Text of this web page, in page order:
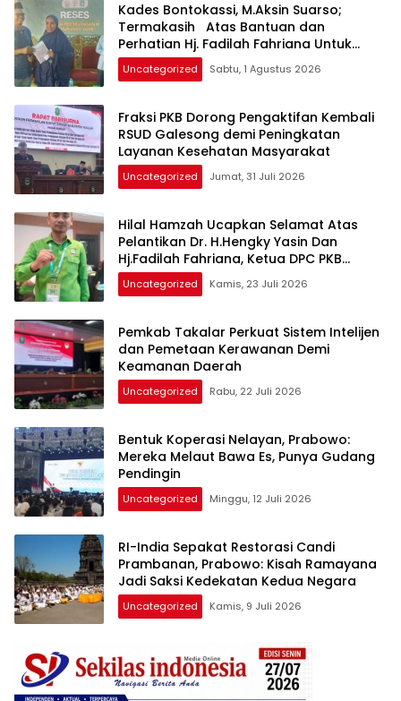
Kades Bontokassi, M.Aksin Suarso;
Termakasih Atas Bantuan dan
Perhatian Hj. Fadilah Fahriana Untuk
Warganya
Uncategorized Sabtu, 1 Agustus 2026
Fraksi PKB Dorong Pengaktifan Kembali
RSUD Galesong demi Peningkatan
Layanan Kesehatan Masyarakat
Uncategorized Jumat, 31 Juli 2026
Hilal Hamzah Ucapkan Selamat Atas
Pelantikan Dr. H.Hengky Yasin Dan
Hj.Fadilah Fahriana, Ketua DPC PKB
Takalar dan Ketua DPW PB Prov- Sulsel
Uncategorized Kamis, 23 Juli 2026
Pemkab Takalar Perkuat Sistem Intelijen
dan Pemetaan Kerawanan Demi
Keamanan Daerah
Uncategorized Rabu, 22 Juli 2026
Bentuk Koperasi Nelayan, Prabowo:
Mereka Melaut Bawa Es, Punya Gudang
Pendingin
Uncategorized Minggu, 12 Juli 2026
RI-India Sepakat Restorasi Candi
Prambanan, Prabowo: Kisah Ramayana
Jadi Saksi Kedekatan Kedua Negara
Uncategorized Kamis, 9 Juli 2026